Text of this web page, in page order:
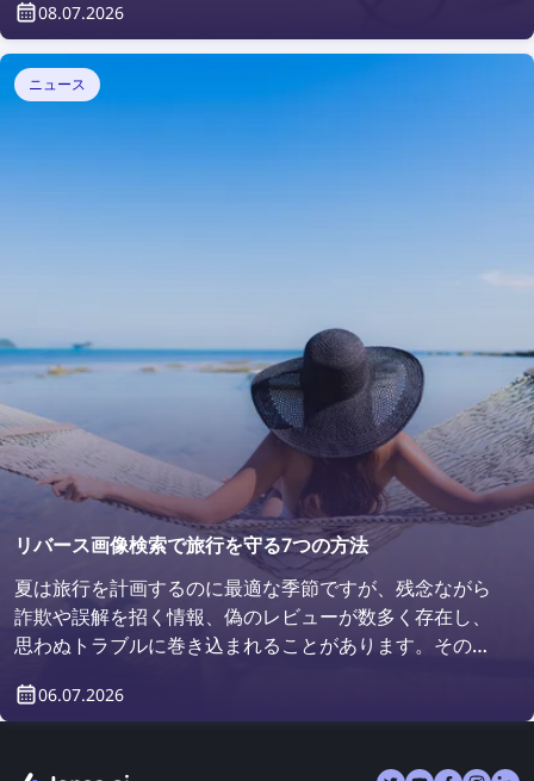
画像を見つけましょう！
08.07.2026
ニュース
リバース画像検索で旅行を守る7つの方法
夏は旅行を計画するのに最適な季節ですが、残念ながら
詐欺や誤解を招く情報、偽のレビューが数多く存在し、
思わぬトラブルに巻き込まれることがあります。その結
かりした気持ちで帰宅することになるかもしれません。
06.07.2026